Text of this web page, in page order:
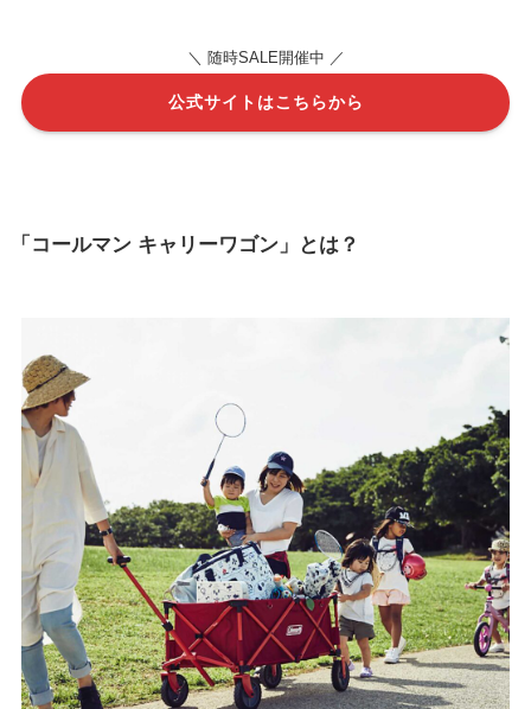
＼ 随時SALE開催中 ／
公式サイトはこちらから
「コールマン キャリーワゴン」とは？